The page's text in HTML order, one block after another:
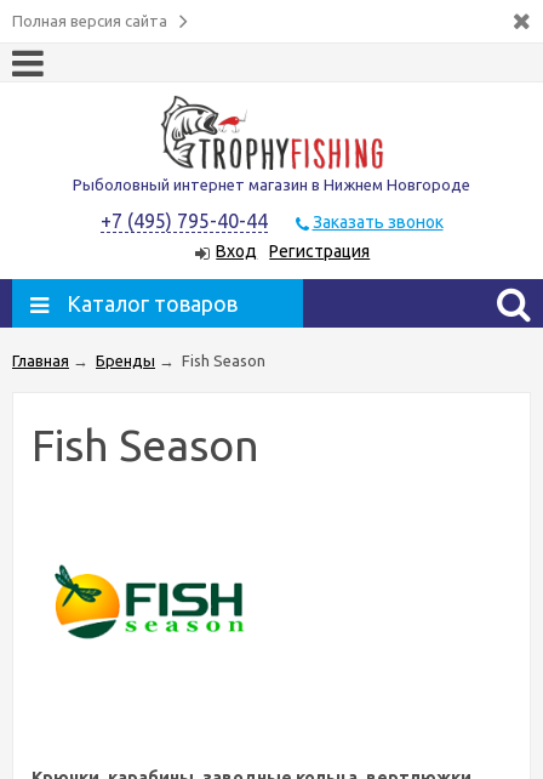
Полная версия сайта
Рыболовный интернет магазин в Нижнем Новгороде
+7 (495) 795-40-44
Заказать звонок
Вход
Регистрация
Каталог товаров
Главная → Бренды → Fish Season
Fish Season